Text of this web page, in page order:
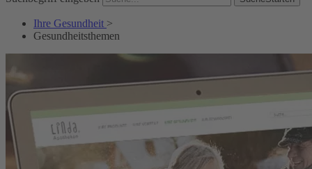
Ihre Gesundheit >
Gesundheitsthemen